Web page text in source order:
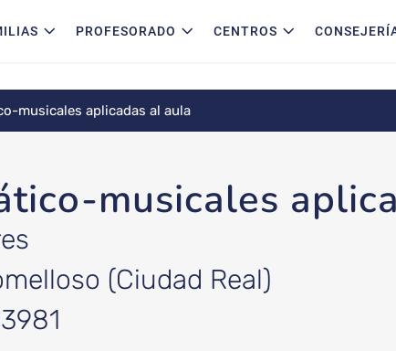
PROFESORADO CENTROS
musicales aplicadas al aula
musicales
(Ciudad Real)